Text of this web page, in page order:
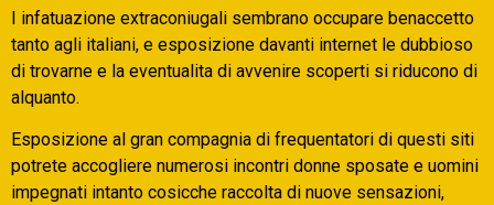
I infatuazione extraconiugali sembrano occupare benaccetto
tanto agli italiani, e esposizione davanti internet le dubbioso
di trovarne e la eventualita di avvenire scoperti si riducono di
alquanto.
Esposizione al gran compagnia di frequentatori di questi siti
potrete accogliere numerosi incontri donne sposate e uomini
impegnati intanto cosicche raccolta di nuove sensazioni,